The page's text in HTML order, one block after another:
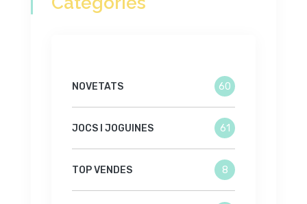
NOVETATS 60
JOCS I JOGUINES 61
TOP VENDES 8